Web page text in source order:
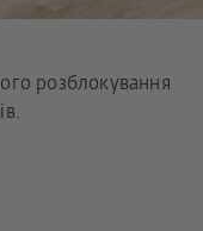
розблокування